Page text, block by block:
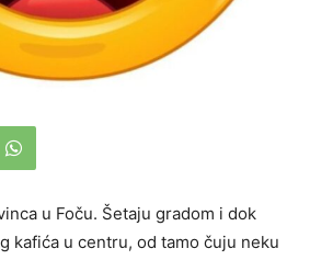
u Foču. Šetaju gradom i dok
kafića u centru, od tamo čuju neku